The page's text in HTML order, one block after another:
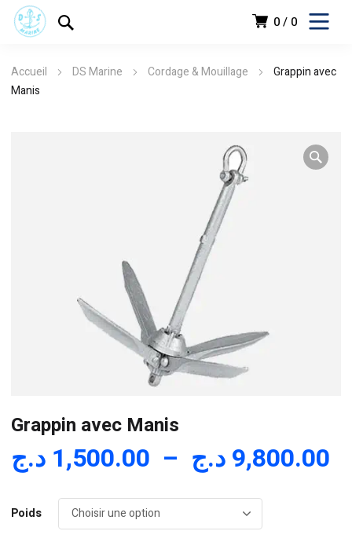
0 0
Accueil DS Marine Cordage & Mouillage
Grappin avec
Manis
Grappin avec Manis
1,500.00 د.ج – 9,800.00د.ج
Poids